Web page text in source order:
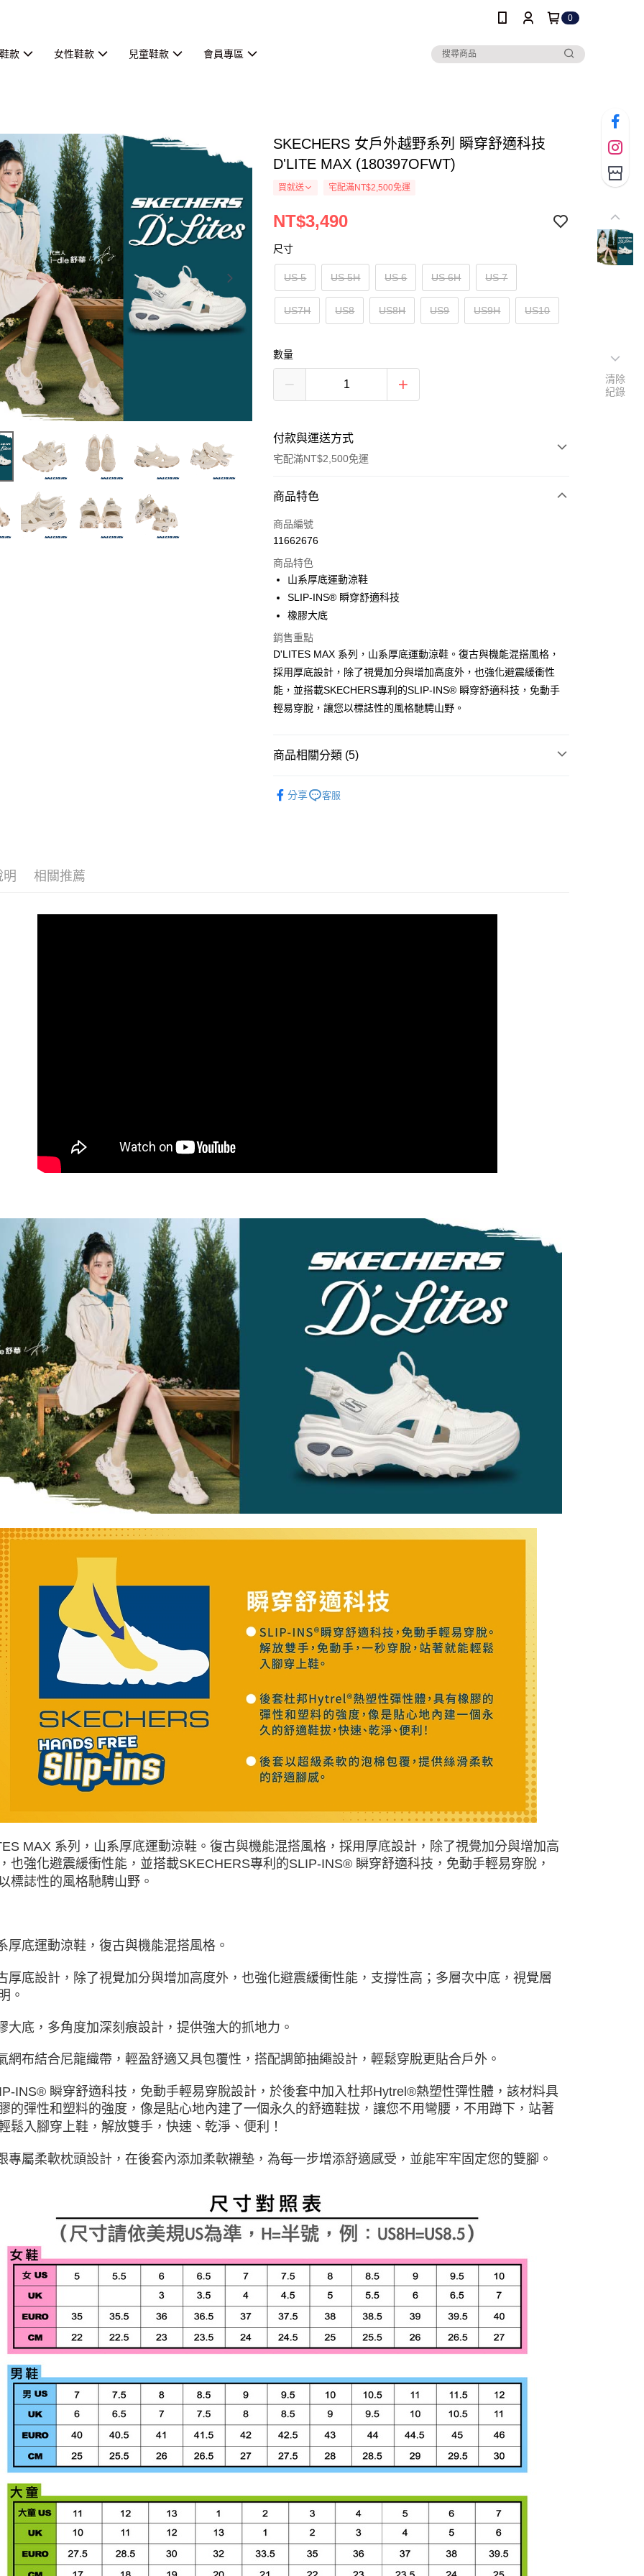
0
款 女性鞋款 兒童鞋款 會員專區
SKECHERS 女戶外越野系列 瞬穿舒適科技
D'LITE MAX (180397OFWT)
買就送 宅配滿NT$2,500免運
NT$3,490
尺寸
US 5 US 5H US 6 US 6H US 7
US7H US8 US8H US9 US9H US10
數量
付款與運送方式
宅配滿NT$2,500免運
付款方式
信用卡一次付款
大哥付你分期
相關說明
1.本服務由台灣大哥大提供，台灣大哥大用戶可立即使用無須另外申請。
2.付款方式選擇「大哥付你分期」，訂單成立後會自動跳轉到大哥付的交易
流程，驗證手機門號後，選擇欲分期的期數、繳款截止日，確認付款後即
完成交易。
3.實際核准額度、可分期數及費用金額請依後續交易確認頁面所載為準。
4.訂單成立30分鐘內，如未前往確認交易或遇審核未通過，訂單將自動取
消。如遇「轉專審核」未通過狀況，表示未達大哥付你分期系統評分，恕
無法說明評估內容。
醒簡訊。
2.透過簡訊連結打開帳單後，可選擇「超商條碼／台灣大直營門市／銀行轉
【注意事項】
ATM付款
宅配
每筆NT$100，滿NT$2,500(含以上)免運費
商品特色
商品編號
11662676
商品特色
山系厚底運動涼鞋
SLIP-INS® 瞬穿舒適科技
橡膠大底
銷售重點
D'LITES MAX 系列，山系厚底運動涼鞋。復古與機能混搭風格，
採用厚底設計，除了視覺加分與增加高度外，也強化避震緩衝性
能，並搭載SKECHERS專利的SLIP-INS® 瞬穿舒適科技，免動手
輕易穿脫，讓您以標誌性的風格馳騁山野。
商品相關分類 (5)
分享 客服
明 相關推薦
MAX 系列，山系厚底運動涼鞋。復古與機能混搭風格，採用厚底設計，除了視覺加分與增加高
也強化避震緩衝性能，並搭載SKECHERS專利的SLIP-INS® 瞬穿舒適科技，免動手輕易穿脫，
標誌性的風格馳騁山野。
厚底運動涼鞋，復古與機能混搭風格。
厚底設計，除了視覺加分與增加高度外，也強化避震緩衝性能，支撐性高；多層次中底，視覺層
。
大底，多角度加深刻痕設計，提供強大的抓地力。
網布結合尼龍織帶，輕盈舒適又具包覆性，搭配調節抽繩設計，輕鬆穿脫更貼合戶外。
INS® 瞬穿舒適科技，免動手輕易穿脫設計，於後套中加入杜邦Hytrel®熱塑性彈性體，該材料具
的彈性和塑料的強度，像是貼心地內建了一個永久的舒適鞋拔，讓您不用彎腰，不用蹲下，站著
鬆入腳穿上鞋，解放雙手，快速、乾淨、便利！
專屬柔軟枕頭設計，在後套內添加柔軟襯墊，為每一步增添舒適感受，並能牢牢固定您的雙腳。
清除
紀錄